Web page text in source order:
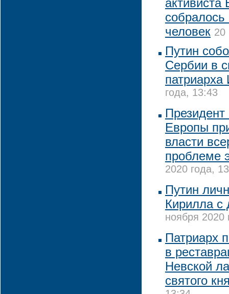
собралось
человек 20
Путин
Сербии в
патриарха
года, 13:43
Европы
власти
проблеме
2020 года,
Путин
Кирилла с
ноября 2020
Патриарх
в
Невской
святого